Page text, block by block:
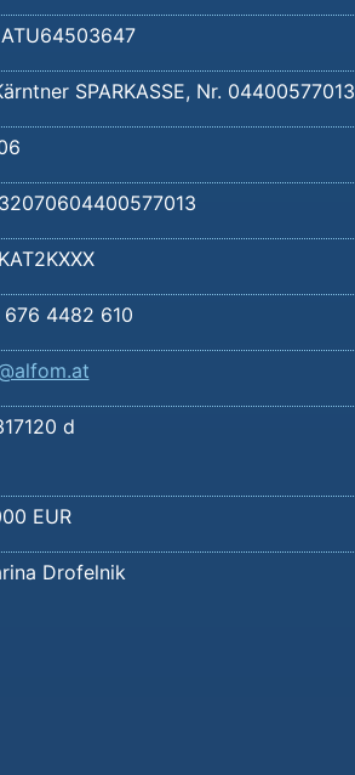
SPARKASSE, Nr. 04400577013
4482 610
d
EUR
Drofelnik